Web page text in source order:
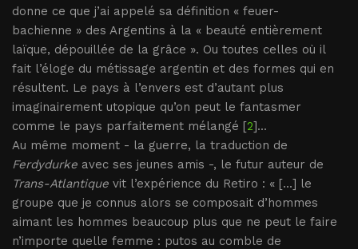
donne ce que j’ai appelé sa définition « feuer-
bachienne » des Argentins à la « beauté entièrement
laïque, dépouillée de la grâce ». Ou toutes celles où il
fait l’éloge du métissage argentin et des formes qui en
résultent. Le pays à l’envers est d’autant plus
imaginairement utopique qu’on peut le fantasmer
comme le pays parfaitement mélangé [2]...
Au même moment - la guerre, la traduction de
Ferdydurke avec ses jeunes amis -, le futur auteur de
Trans-Atlantique vit l’expérience du Retiro : « [...] le
groupe que je connus alors se composait d’hommes
aimant les hommes beaucoup plus que ne peut le faire
n’importe quelle femme : putos au comble de